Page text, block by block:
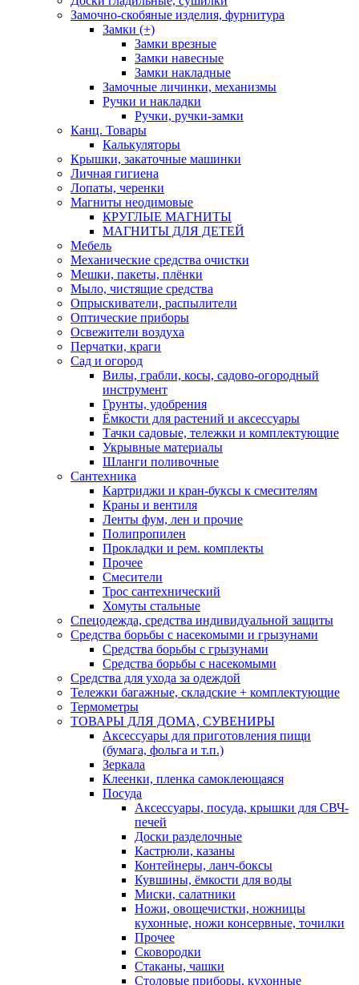
Замочно-скобяные изделия, фурнитура
Замки (+)
Замки врезные
Замки навесные
Замки накладные
Замочные личинки, механизмы
Ручки и накладки
Ручки, ручки-замки
Канц. Товары
Калькуляторы
Крышки, закаточные машинки
Личная гигиена
Лопаты, черенки
Магниты неодимовые
КРУГЛЫЕ МАГНИТЫ
МАГНИТЫ ДЛЯ ДЕТЕЙ
Мебель
Механические средства очистки
Мешки, пакеты, плёнки
Мыло, чистящие средства
Опрыскиватели, распылители
Оптические приборы
Освежители воздуха
Перчатки, краги
Сад и огород
Вилы, грабли, косы, садово-огородный
инструмент
Грунты, удобрения
Ёмкости для растений и аксессуары
Тачки садовые, тележки и комплектующие
Укрывные материалы
Шланги поливочные
Сантехника
Картриджи и кран-буксы к смесителям
Краны и вентиля
Ленты фум, лен и прочие
Полипропилен
Прокладки и рем. комплекты
Прочее
Смесители
Трос сантехнический
Хомуты стальные
Спецодежда, средства индивидуальной защиты
Средства борьбы с насекомыми и грызунами
Средства борьбы с грызунами
Средства борьбы с насекомыми
Средства для ухода за одеждой
Тележки багажные, складские + комплектующие
Термометры
ТОВАРЫ ДЛЯ ДОМА, СУВЕНИРЫ
Аксессуары для приготовления пищи
(бумага, фольга и т.п.)
Зеркала
Клеенки, пленка самоклеющаяся
Посуда
Аксессуары, посуда, крышки для СВЧ-
печей
Доски разделочные
Кастрюли, казаны
Контейнеры, ланч-боксы
Кувшины, ёмкости для воды
Миски, салатники
Ножи, овощечистки, ножницы
кухонные, ножи консервные, точилки
Прочее
Сковородки
Стаканы, чашки
Столовые приборы, кухонные